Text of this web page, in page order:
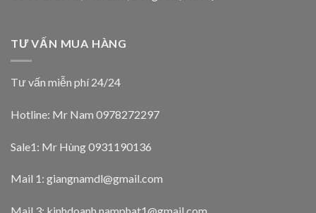
TƯ VẤN MUA HÀNG
Tư vấn miễn phí 24/24
Hotline: Mr Nam 0978272297
Sale1: Mr Hùng 0931190136
Mail 1: giangnamdl@gmail.com